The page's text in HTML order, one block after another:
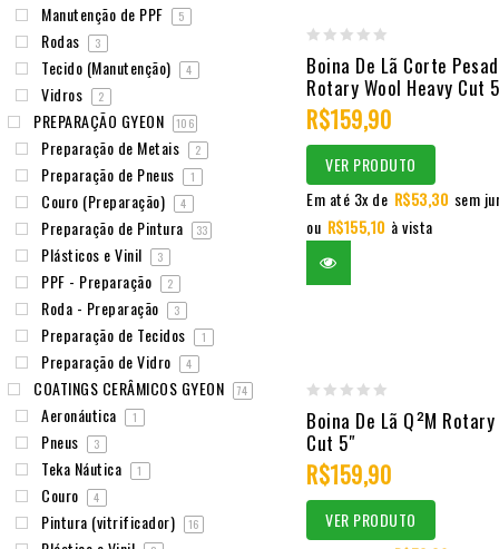
out
of
Boina De Lã Corte
Rotary Wool Heavy Cut
R$159,90
VER PRODUTO
Em até 3x de R$53,30 sem
ou R$155,10 à vista
out
of
Boina De Lã Q²M
Cut 5″
R$159,90
VER PRODUTO
Manutenção de PPF 5
Rodas 3
Tecido (Manutenção) 4
Vidros 2
PREPARAÇÃO GYEON 106
Preparação de Metais 2
Preparação de Pneus 1
Couro (Preparação) 4
Preparação de Pintura 33
Plásticos e Vinil 3
PPF - Preparação 2
Roda - Preparação 3
Preparação de Tecidos 1
Preparação de Vidro 4
COATINGS CERÂMICOS GYEON 74
Aeronáutica 1
Pneus 3
Teka Náutica 1
Couro 4
Pintura (vitrificador) 16